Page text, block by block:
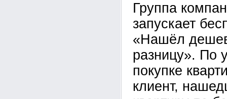
Группа
запускает
«Нашёл
разницу». По
покупке
клиент,